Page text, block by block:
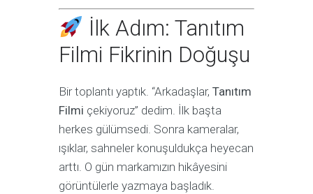
İlk Adım: Tanıtım
Filmi Fikrinin Doğuşu
Bir toplantı yaptık. “Arkadaşlar, Tanıtım
Filmi çekiyoruz” dedim. İlk başta
herkes gülümsedi. Sonra kameralar,
ışıklar, sahneler konuşuldukça heyecan
arttı. O gün markamızın hikâyesini
görüntülerle yazmaya başladık.